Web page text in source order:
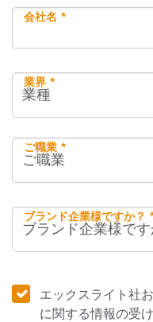
会社名 *
業界 *
ご職業 *
ブランド企業様ですか？
エックスライト社
に関する情報の受